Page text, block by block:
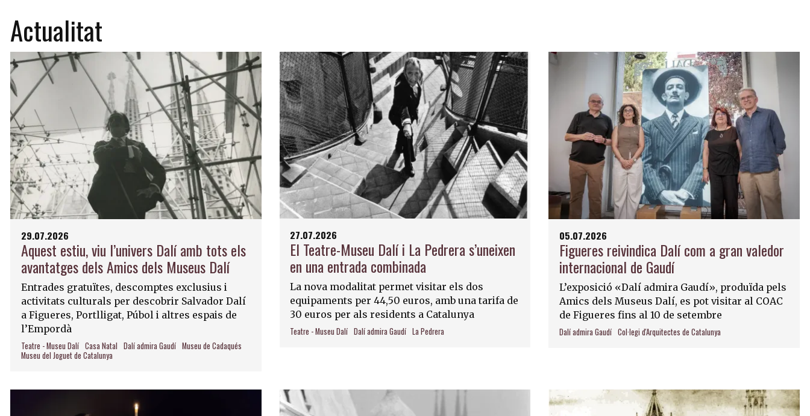
Actualitat
29.07.2026
Aquest estiu, viu l’univers Dalí amb tots els
avantatges dels Amics dels Museus Dalí
Entrades gratuïtes, descomptes exclusius i
activitats culturals per descobrir Salvador Dalí
a Figueres, Portlligat, Púbol i altres espais de
l’Empordà
Teatre - Museu Dalí Casa Natal Dalí admira Gaudí Museu de Cadaqués
Museu del Joguet de Catalunya
27.07.2026
El Teatre-Museu Dalí i La Pedrera s’uneixen
en una entrada combinada
La nova modalitat permet visitar els dos
equipaments per 44,50 euros, amb una tarifa de
30 euros per als residents a Catalunya
Teatre - Museu Dalí Dalí admira Gaudí La Pedrera
05.07.2026
Figueres reivindica Dalí com a gran valedor
internacional de Gaudí
L’exposició «Dalí admira Gaudí», produïda pels
Amics dels Museus Dalí, es pot visitar al COAC
de Figueres fins al 10 de setembre
Dalí admira Gaudí Col·legi d'Arquitectes de Catalunya